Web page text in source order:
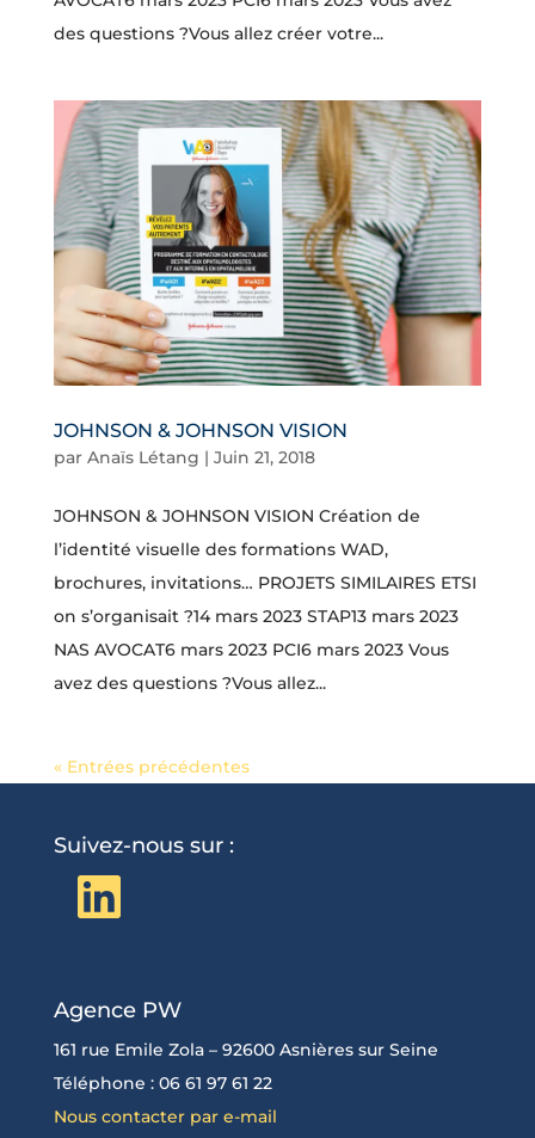
des questions ?Vous allez créer votre...
JOHNSON & JOHNSON VISION
par Anaïs Létang | Juin 21, 2018
JOHNSON & JOHNSON VISION Création de
l’identité visuelle des formations WAD,
brochures, invitations… PROJETS SIMILAIRES ETSI
on s’organisait ?14 mars 2023 STAP13 mars 2023
NAS AVOCAT6 mars 2023 PCI6 mars 2023 Vous
avez des questions ?Vous allez...
« Entrées précédentes
Suivez-nous sur :
LinkedIn
Agence PW
161 rue Emile Zola – 92600 Asnières sur Seine
Téléphone : 06 61 97 61 22
Nous contacter par e-mail